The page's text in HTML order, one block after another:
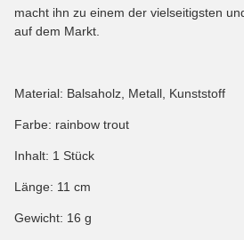
macht ihn zu einem der vielseitigsten
auf dem Markt.
Material: Balsaholz, Metall, Kunststoff
Farbe: rainbow trout
Inhalt: 1 Stück
Länge: 11 cm
Gewicht: 16 g